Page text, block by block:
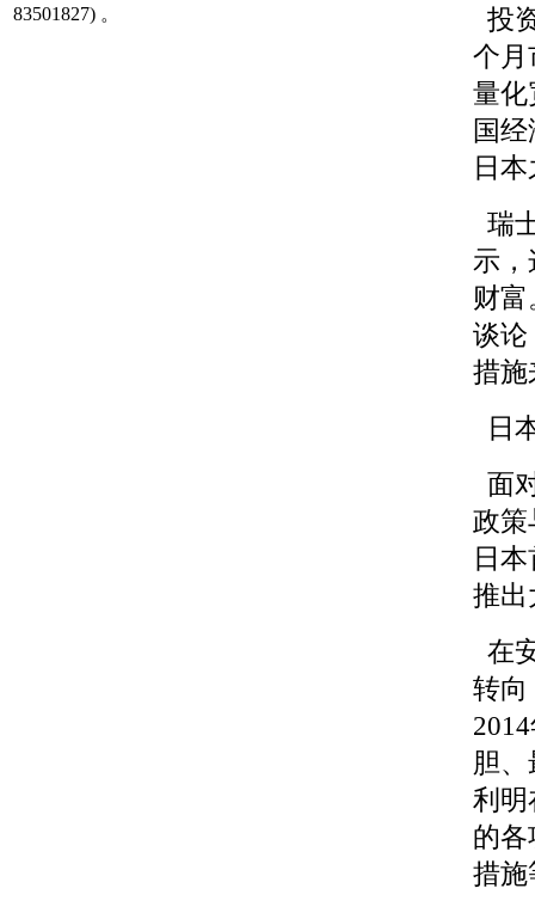
83501827) 。
投
个月
量化
国
日
瑞
示
财
谈论
措施
日
面
政策
日
推出
在
转向
胆
利明
的各
措施